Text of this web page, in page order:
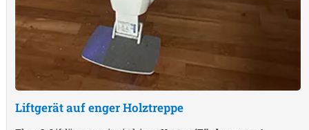
Liftgerät auf enger Holztreppe